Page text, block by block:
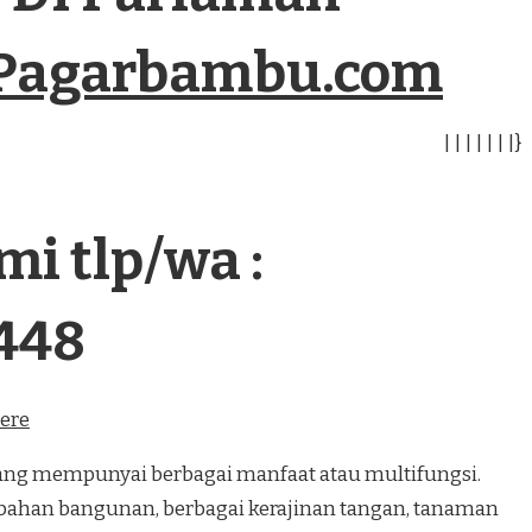
| | | | | | |}
tlp/wa :
mempunyai berbagai manfaat atau multifungsi.
bangunan, berbagai kerajinan tangan, tanaman